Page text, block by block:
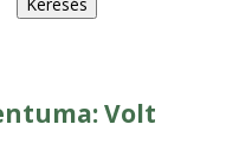
w
Volt